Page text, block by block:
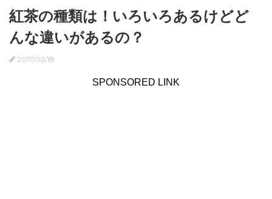
紅茶の種類は！いろいろあるけどど
んな違いがあるの？
2017/02/18
SPONSORED LINK